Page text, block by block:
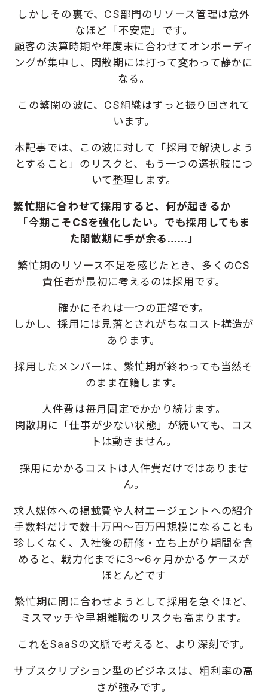
しかしその裏で、CS部門のリソース管理は意外
なほど「不安定」です。
顧客の決算時期や年度末に合わせてオンボーディ
ングが集中し、閑散期には打って変わって静かに
なる。
この繁閑の波に、CS組織はずっと振り回されて
います。
本記事では、この波に対して「採用で解決しよう
とすること」のリスクと、もう一つの選択肢につ
いて整理します。
繁忙期に合わせて採用すると、何が起きるか
「今期こそCSを強化したい。でも採用してもま
た閑散期に手が余る……」
繁忙期のリソース不足を感じたとき、多くのCS
責任者が最初に考えるのは採用です。
確かにそれは一つの正解です。
しかし、採用には見落とされがちなコスト構造が
あります。
採用したメンバーは、繁忙期が終わっても当然そ
のまま在籍します。
人件費は毎月固定でかかり続けます。
閑散期に「仕事が少ない状態」が続いても、コス
トは動きません。
採用にかかるコストは人件費だけではありませ
ん。
求人媒体への掲載費や人材エージェントへの紹介
手数料だけで数十万円〜百万円規模になることも
珍しくなく、入社後の研修・立ち上がり期間を含
めると、戦力化までに3〜6ヶ月かかるケースが
ほとんどです
繁忙期に間に合わせようとして採用を急ぐほど、
ミスマッチや早期離職のリスクも高まります。
これをSaaSの文脈で考えると、より深刻です。
サブスクリプション型のビジネスは、粗利率の高
さが強みです。